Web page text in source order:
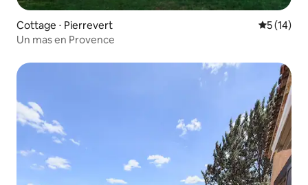
Cottage ⋅ Pierrevert
5 (14)
Un mas en Provence